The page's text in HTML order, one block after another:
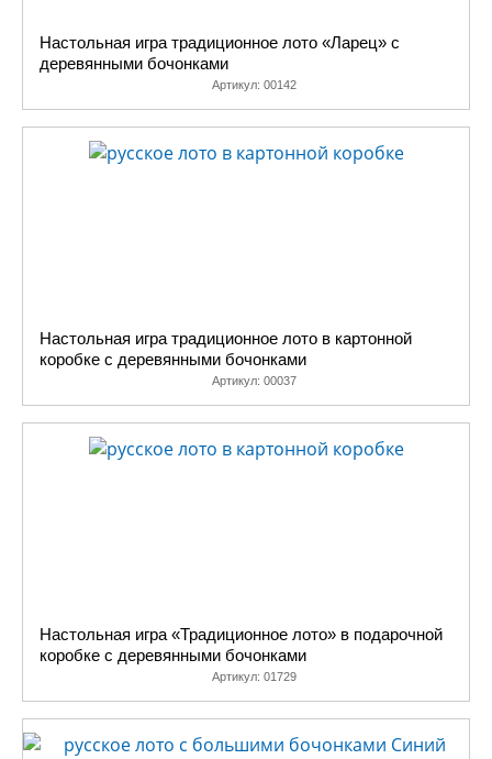
Настольная игра традиционное лото «Ларец» с
деревянными бочонками
Артикул: 00142
Настольная игра традиционное лото в картонной
коробке с деревянными бочонками
Артикул: 00037
Настольная игра «Традиционное лото» в подарочной
коробке с деревянными бочонками
Артикул: 01729